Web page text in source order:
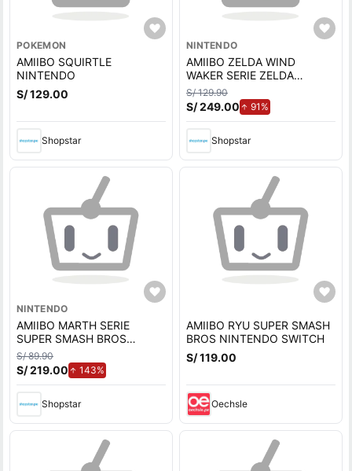
POKEMON
AMIIBO SQUIRTLE
NINTENDO
S/ 129.00
Shopstar
NINTENDO
AMIIBO ZELDA WIND
WAKER SERIE ZELDA
NINTENDO SWITCH
S/ 129.90
S/ 249.00 91%de aumento.
Shopstar
NINTENDO
AMIIBO MARTH SERIE
SUPER SMASH BROS
NINTENDO SWITCH
S/ 89.90
S/ 219.00 143%
Shopstar
AMIIBO RYU SUPER SMASH
BROS NINTENDO SWITCH
S/ 119.00
Oechsle